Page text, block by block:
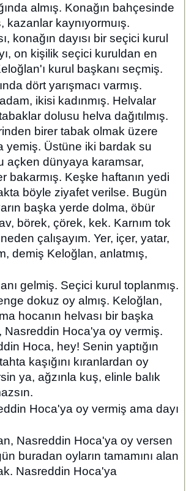
almış. Konağın bahçesinde
kazanlar kaynıyormuış.
konağın dayısı bir seçici kurul
on kişilik seçici kuruldan en
kurul başkanı seçmiş.
dört yarışmacı varmış.
ikisi kadınmış. Helvalar
dolusu helva dağıtılmış.
birer tabak olmak üzere
yemiş. Üstüne iki bardak su
açken dünyaya karamsar,
bakarmış. Keşke haftanın yedi
böyle ziyafet verilse. Bugün
başka yerde dolma, öbür
börek, çörek, kek. Karnım tok
çalışayım. Yer, içer, yatar,
demiş Keloğlan, anlatmış,
gelmiş. Seçici kurul toplanmış.
dokuz oy almış. Keloğlan,
hocanın helvası bir başka
Nasreddin Hoca'ya oy vermiş.
Hoca, hey! Senin yaptığın
kaşığını kıranlardan oy
ya, ağzınla kuş, elinle balık
Hoca'ya oy vermiş ama dayı
Nasreddin Hoca'ya oy versen
buradan oyların tamamını alan
Nasreddin Hoca'ya